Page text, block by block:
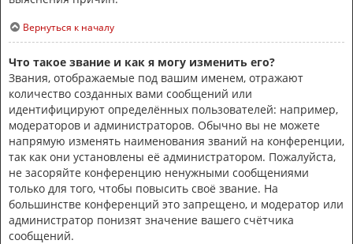
Вернуться к началу
Что такое звание и как я могу изменить его?
Звания, отображаемые под вашим именем, отражают
количество созданных вами сообщений или
идентифицируют определённых пользователей: например,
модераторов и администраторов. Обычно вы не можете
напрямую изменять наименования званий на конференции,
так как они установлены её администратором. Пожалуйста,
не засоряйте конференцию ненужными сообщениями
только для того, чтобы повысить своё звание. На
большинстве конференций это запрещено, и модератор или
администратор понизят значение вашего счётчика
сообщений.